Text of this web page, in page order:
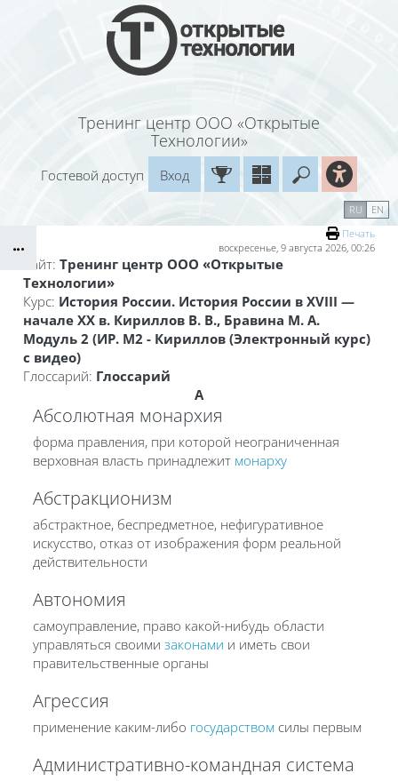
Перейти к основному содержанию
Тренинг центр ООО «Открытые
Технологии»
Введите
Гостевой доступ
Вход
Маршрут внедрения
RU EN
Печать
воскресенье, 9 августа 2026, 00:26
Сайт: Тренинг центр ООО «Открытые
Технологии»
Курс: История России. История России в XVIII —
начале XX в. Кириллов В. В., Бравина М. А.
Модуль 2 (ИР. М2 - Кириллов (Электронный курс)
с видео)
Глоссарий: Глоссарий
А
Абсолютная монархия
форма правления, при которой неограниченная
верховная власть принадлежит монарху
Абстракционизм
абстрактное, беспредметное, нефигуративное
искусство, отказ от изображения форм реальной
действительности
Автономия
самоуправление, право какой-нибудь области
управляться своими законами и иметь свои
правительственные органы
Агрессия
применение каким-либо государством силы первым
Административно-командная система